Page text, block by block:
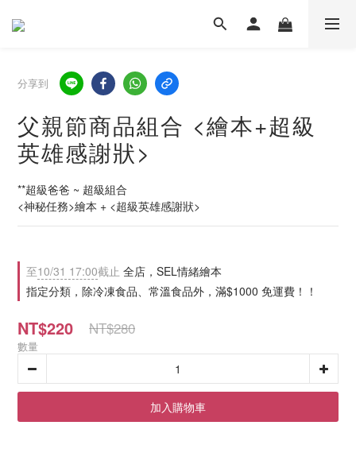
分享到
父親節商品組合 <繪本+超級
英雄感謝狀>
**超級爸爸 ~ 超級組合
<神秘任務>繪本 + <超級英雄感謝狀>
至10/31 17:00截止 全店，SEL情緒繪本
指定分類，除冷凍食品、常溫食品外，滿$1000 免運費！！
NT$220 NT$280
數量
加入購物車